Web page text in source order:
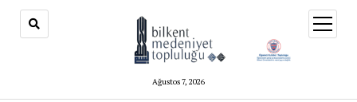
Ağustos 7, 2026
aç